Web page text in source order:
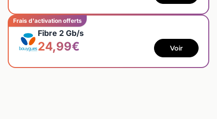
Frais d'activation offerts
Fibre 2 Gb/s
24,99€ Voir